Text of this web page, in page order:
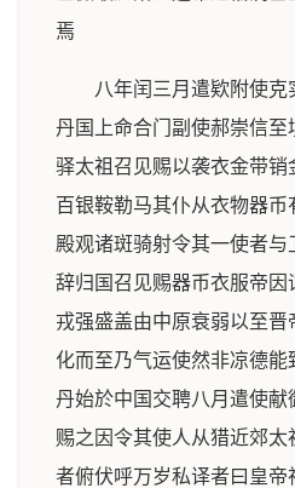
焉
八年闰三月遣欵附使
丹国上命合门副使郝崇信至
驿太祖召见赐以袭衣金带销
百银鞍勒马其仆从衣物器
殿观诸斑骑射令其一使者
辞归国召见赐器币衣服帝
戎强盛盖由中原衰弱以至
化而至乃气运使然非凉德
丹始於中国交聘八月遣使
赐之因令其使人从猎近郊
者俯伏呼万岁私译者曰皇帝